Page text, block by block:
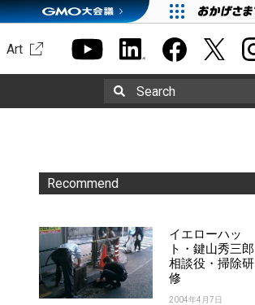
Art
Search
Recommend
イエローハッ
ト・鍵山秀三郎
相談役・掃除研
修
2004年4月7日